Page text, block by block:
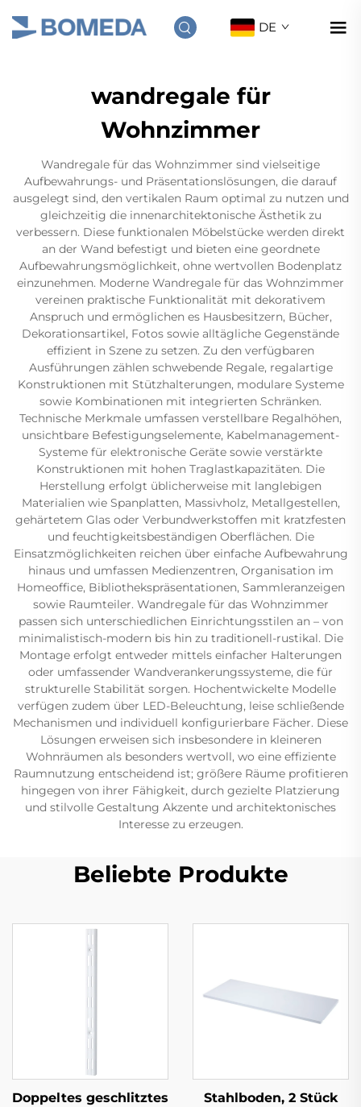
DE
wandregale für
Wohnzimmer
Wandregale für das Wohnzimmer sind vielseitige
Aufbewahrungs- und Präsentationslösungen, die darauf
ausgelegt sind, den vertikalen Raum optimal zu nutzen und
gleichzeitig die innenarchitektonische Ästhetik zu
verbessern. Diese funktionalen Möbelstücke werden direkt
an der Wand befestigt und bieten eine geordnete
Aufbewahrungsmöglichkeit, ohne wertvollen Bodenplatz
einzunehmen. Moderne Wandregale für das Wohnzimmer
vereinen praktische Funktionalität mit dekorativem
Anspruch und ermöglichen es Hausbesitzern, Bücher,
Dekorationsartikel, Fotos sowie alltägliche Gegenstände
effizient in Szene zu setzen. Zu den verfügbaren
Ausführungen zählen schwebende Regale, regalartige
Konstruktionen mit Stützhalterungen, modulare Systeme
sowie Kombinationen mit integrierten Schränken.
Technische Merkmale umfassen verstellbare Regalhöhen,
unsichtbare Befestigungselemente, Kabelmanagement-
Systeme für elektronische Geräte sowie verstärkte
Konstruktionen mit hohen Traglastkapazitäten. Die
Herstellung erfolgt üblicherweise mit langlebigen
Materialien wie Spanplatten, Massivholz, Metallgestellen,
gehärtetem Glas oder Verbundwerkstoffen mit kratzfesten
und feuchtigkeitsbeständigen Oberflächen. Die
Einsatzmöglichkeiten reichen über einfache Aufbewahrung
hinaus und umfassen Medienzentren, Organisation im
Homeoffice, Bibliothekspräsentationen, Sammleranzeigen
sowie Raumteiler. Wandregale für das Wohnzimmer
passen sich unterschiedlichen Einrichtungsstilen an – von
minimalistisch-modern bis hin zu traditionell-rustikal. Die
Montage erfolgt entweder mittels einfacher Halterungen
oder umfassender Wandverankerungssysteme, die für
strukturelle Stabilität sorgen. Hochentwickelte Modelle
verfügen zudem über LED-Beleuchtung, leise schließende
Mechanismen und individuell konfigurierbare Fächer. Diese
Lösungen erweisen sich insbesondere in kleineren
Wohnräumen als besonders wertvoll, wo eine effiziente
Raumnutzung entscheidend ist; größere Räume profitieren
hingegen von ihrer Fähigkeit, durch gezielte Platzierung
und stilvolle Gestaltung Akzente und architektonisches
Interesse zu erzeugen.
Beliebte Produkte
Doppeltes geschlitztes
Stahlboden, 2 Stück